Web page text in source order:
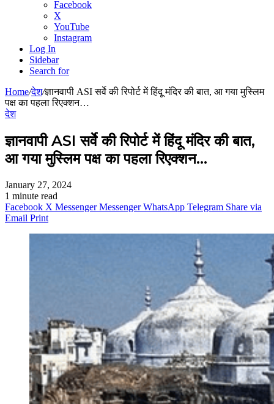
Facebook
X
YouTube
Instagram
Log In
Sidebar
Search for
Home/देश/ज्ञानवापी ASI सर्वे की रिपोर्ट में हिंदू मंदिर की बात, आ गया मुस्लिम
पक्ष का पहला रिएक्शन…
देश
ज्ञानवापी ASI सर्वे की रिपोर्ट में हिंदू मंदिर की बात,
आ गया मुस्लिम पक्ष का पहला रिएक्शन…
January 27, 2024
1 minute read
Facebook X Messenger Messenger WhatsApp Telegram Share via
Email Print